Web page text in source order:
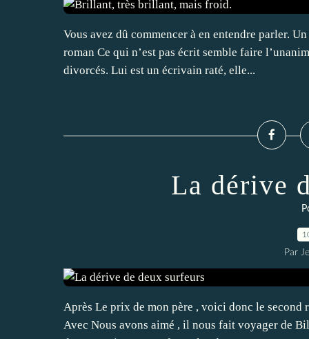
Vous avez dû commencer à en entendre parler.
roman Ce qui n’est pas écrit semble faire
divorcés. Lui est un écrivain raté, elle...
La dérive
Par
Après Le prix de mon père , voici donc le
Avec Nous avons aimé , il nous fait voyager de